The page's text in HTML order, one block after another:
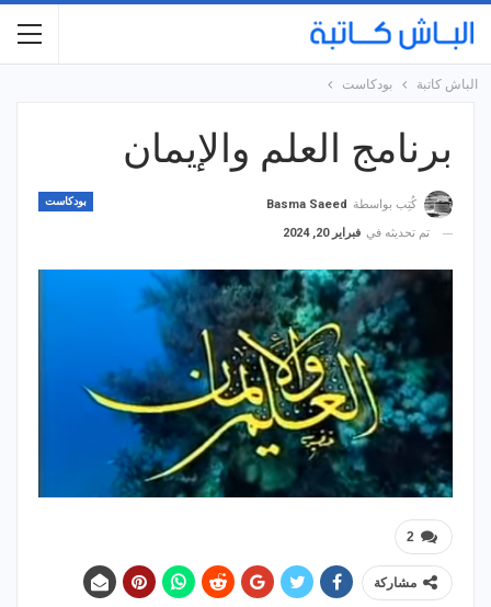
الباش كاتبة بودكاست
برنامج العلم والإيمان
بودكاست كُتِب بواسطة
Basma Saeed
تم تحديثه في فبراير 20, 2024
2
مشاركة